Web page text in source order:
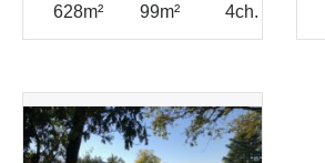
628m² 99m² 4ch.